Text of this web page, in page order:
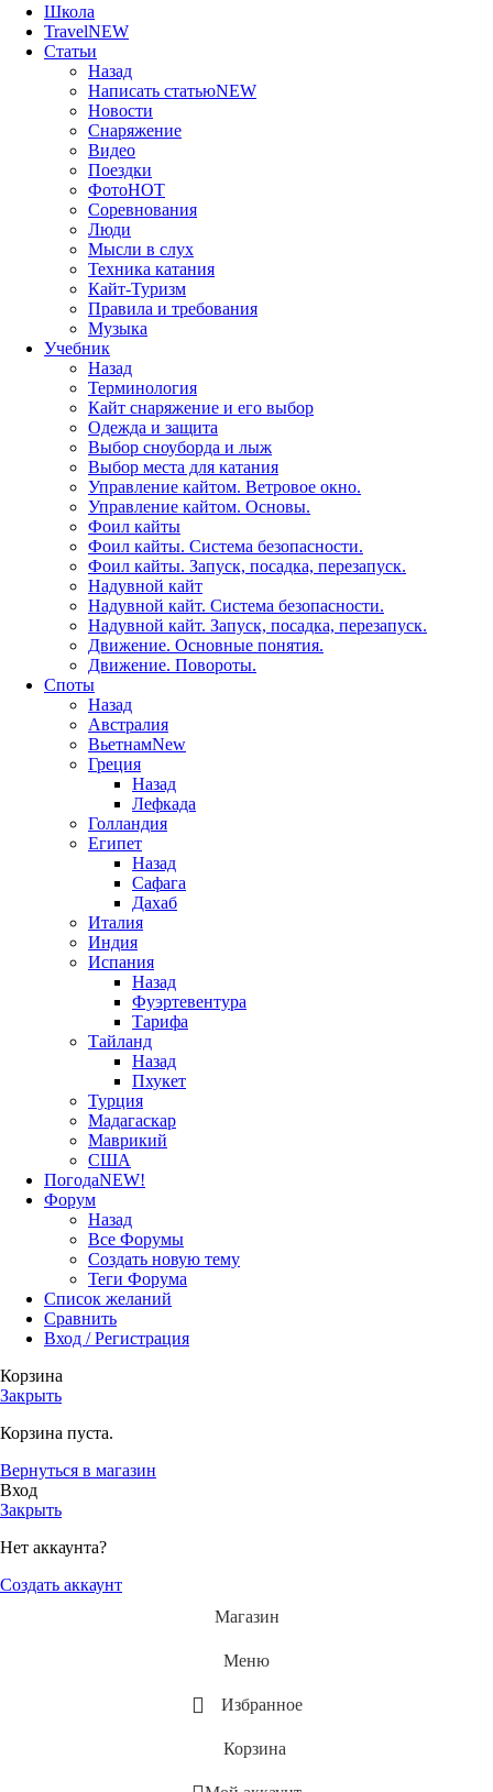
Школа
TravelNEW
Статьи
Назад
Написать статьюNEW
Новости
Снаряжение
Видео
Поездки
ФотоHOT
Соревнования
Люди
Мысли в слух
Техника катания
Кайт-Туризм
Правила и требования
Музыка
Учебник
Назад
Терминология
Кайт снаряжение и его выбор
Одежда и защита
Выбор сноуборда и лыж
Выбор места для катания
Управление кайтом. Ветровое окно.
Управление кайтом. Основы.
Фоил кайты
Фоил кайты. Система безопасности.
Фоил кайты. Запуск, посадка, перезапуск.
Надувной кайт
Надувной кайт. Система безопасности.
Надувной кайт. Запуск, посадка, перезапуск.
Движение. Основные понятия.
Движение. Повороты.
Споты
Назад
Австралия
ВьетнамNew
Греция
Назад
Лефкада
Голландия
Египет
Назад
Сафага
Дахаб
Италия
Индия
Испания
Назад
Фуэртевентура
Тарифа
Тайланд
Назад
Пхукет
Турция
Мадагаскар
Маврикий
США
ПогодаNEW!
Форум
Назад
Все Форумы
Создать новую тему
Теги Форума
Список желаний
Сравнить
Вход / Регистрация
Корзина
Закрыть
Корзина пуста.
Вернуться в магазин
Вход
Закрыть
Нет аккаунта?
Создать аккаунт
Магазин
Меню
Избранное
Корзина